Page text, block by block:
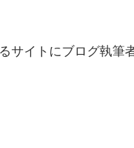
サイトにブログ執筆